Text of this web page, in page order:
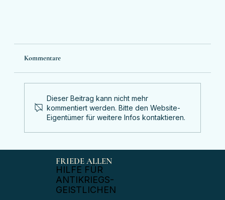
„Nehmt es Gott nicht übel!“
Kommentare
Dieser Beitrag kann nicht mehr
kommentiert werden. Bitte den Website-
Eigentümer für weitere Infos kontaktieren.
FRIEDE ALLEN
​HILFE FÜR
ANTIKRIEGS-
GEISTLICHEN